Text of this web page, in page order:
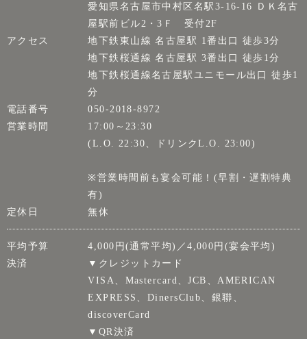
愛知県名古屋市中村区名駅3-16-16 ＤＫ名古
屋駅前ビル2・3Ｆ 受付2F
アクセス
地下鉄東山線 名古屋駅 1番出口 徒歩3分
地下鉄桜通線 名古屋駅 3番出口 徒歩1分
地下鉄桜通線名古屋駅ユニモール出口 徒歩1
分
電話番号
050-2018-8972
営業時間
17:00～23:30
(L.O. 22:30、ドリンクL.O. 23:00)
※営業時間前も宴会可能！(早割・遅割特典
有)
定休日
無休
平均予算
4,000円(通常平均)／4,000円(宴会平均)
決済
▼クレジットカード
VISA、Mastercard、JCB、AMERICAN
EXPRESS、DinersClub、銀聯、
discoverCard
▼QR決済